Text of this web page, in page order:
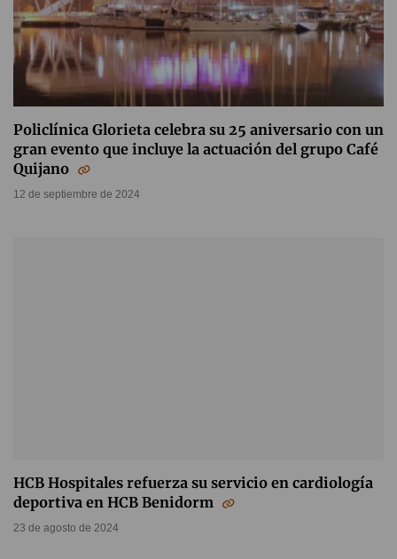
Policlínica Glorieta celebra su 25 aniversario con un
gran evento que incluye la actuación del grupo Café
Quijano
12 de septiembre de 2024
HCB Hospitales refuerza su servicio en cardiología
deportiva en HCB Benidorm
23 de agosto de 2024